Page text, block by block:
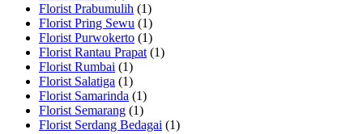
Florist Prabumulih (1)
Florist Pring Sewu (1)
Florist Purwokerto (1)
Florist Rantau Prapat (1)
Florist Rumbai (1)
Florist Salatiga (1)
Florist Samarinda (1)
Florist Semarang (1)
Florist Serdang Bedagai (1)